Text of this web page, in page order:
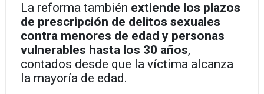
La reforma también extiende los plazos
de prescripción de delitos sexuales
contra menores de edad y personas
vulnerables hasta los 30 años,
contados desde que la víctima alcanza
la mayoría de edad.